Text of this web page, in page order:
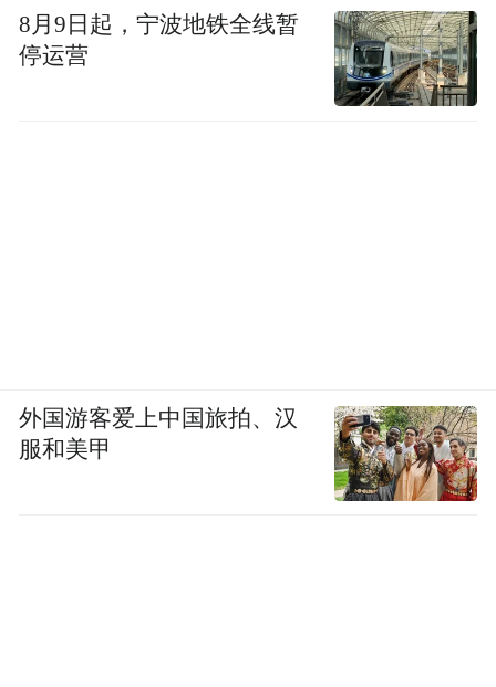
8月9日起，宁波地铁全线暂
停运营
外国游客爱上中国旅拍、汉
服和美甲